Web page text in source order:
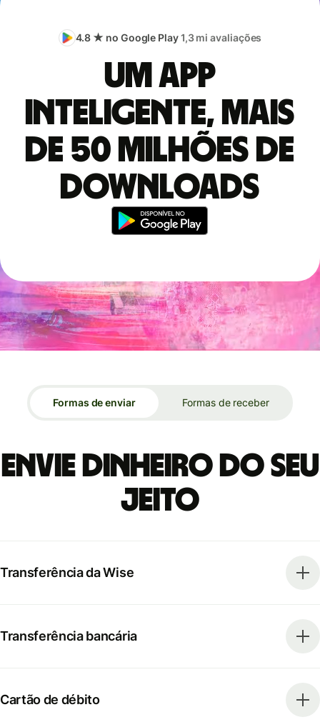
4.8 ★ no Google Play1,3 mi avaliações
Um app
inteligente, mais
de 50 milhões de
downloads
Formas de enviar Formas de receber
Envie dinheiro do seu
jeito
Transferência da Wise
Transferência bancária
Cartão de débito